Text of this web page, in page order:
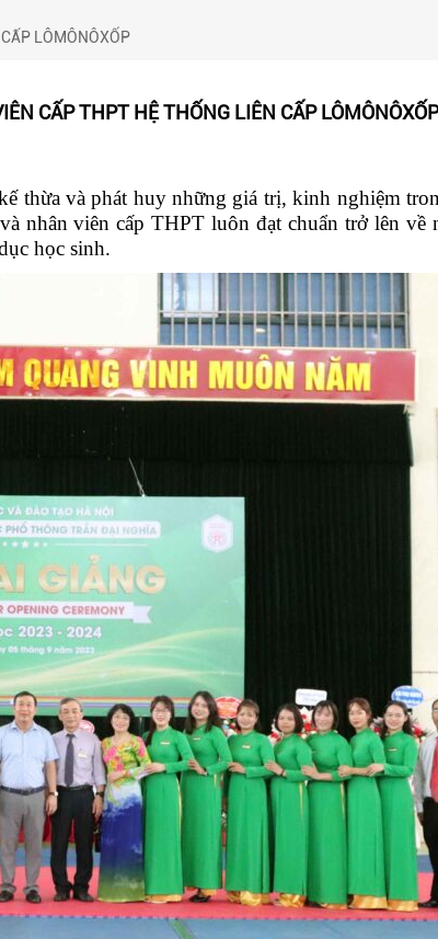
LÔMÔNÔXỐP
CẤP THPT HỆ THỐNG LIÊN CẤP LÔMÔNÔXỐP
thừa và phát huy những giá trị, kinh nghiệm
nhân viên cấp THPT luôn đạt chuẩn trở lên về
học sinh.